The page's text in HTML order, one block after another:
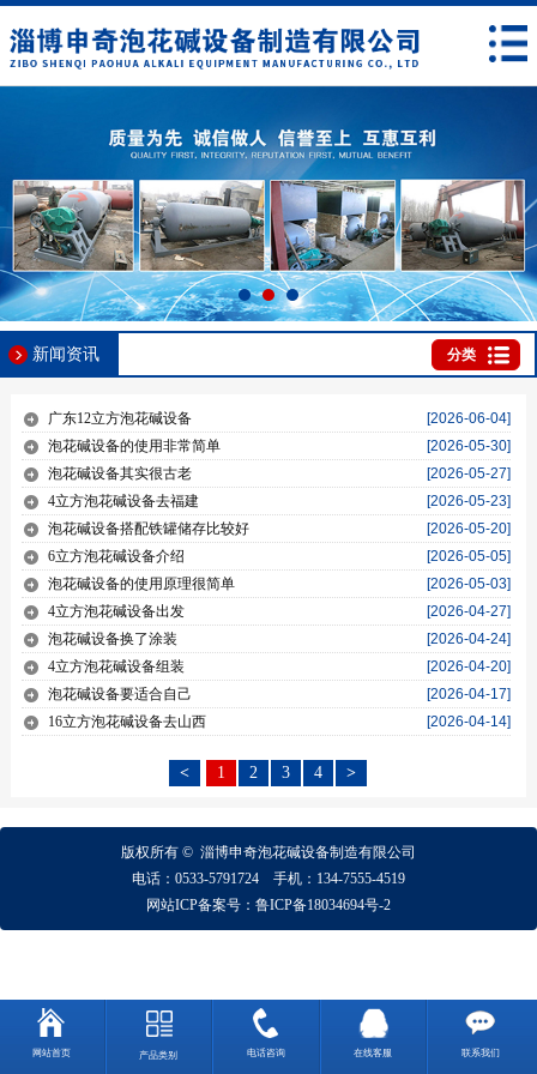
新闻资讯 分类
[2026-06-04]
广东12立方泡花碱设备
[2026-05-30]
泡花碱设备的使用非常简单
[2026-05-27]
泡花碱设备其实很古老
[2026-05-23]
4立方泡花碱设备去福建
[2026-05-20]
泡花碱设备搭配铁罐储存比较好
[2026-05-05]
6立方泡花碱设备介绍
[2026-05-03]
泡花碱设备的使用原理很简单
[2026-04-27]
4立方泡花碱设备出发
[2026-04-24]
泡花碱设备换了涂装
[2026-04-20]
4立方泡花碱设备组装
[2026-04-17]
泡花碱设备要适合自己
[2026-04-14]
16立方泡花碱设备去山西
< 1 2 3 4 >
版权所有 © 淄博申奇泡花碱设备制造有限公司
电话： 0533-5791724手机： 134-7555-4519
网站ICP备案号： 鲁ICP备18034694号-2
网站首页 产品类别 电话咨询 在线客服 联系我们